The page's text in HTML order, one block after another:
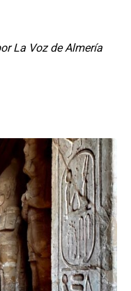
La Voz de Almería